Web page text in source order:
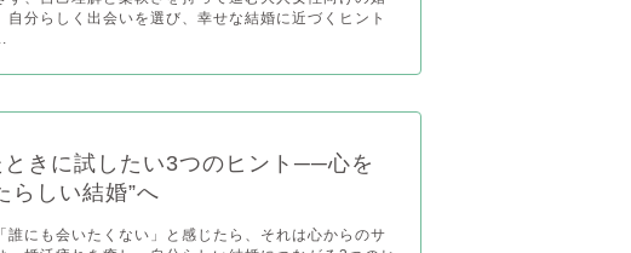
自分らしく出会いを選び、幸せな結婚に近づくヒント
きに試したい3つのヒント──心を
らしい結婚”へ
誰にも会いたくない」と感じたら、それは心からのサ